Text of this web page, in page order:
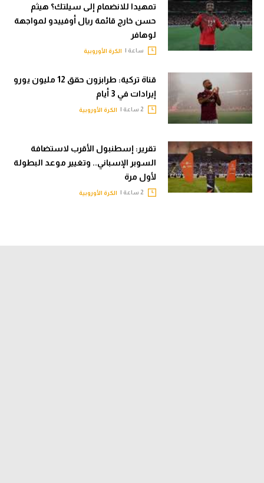
تمهيدا للانضمام إلى سيلتك؟ هيثم
حسن خارج قائمة ريال أوفييدو لمواجهة
لوهافر
ساعة | الكرة الأوروبية
قناة تركية: طرابزون حقق 12 مليون يورو
إيرادات في 3 أيام
الكرة الأوروبية
تقرير: إسطنبول الأقرب لاستضافة
السوبر الإسباني.. وتغيير موعد البطولة
لأول مرة
الكرة الأوروبية